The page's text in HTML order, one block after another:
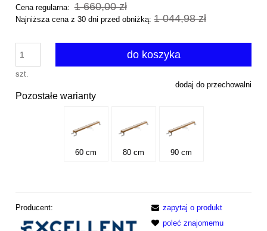
Cena regularna: 1 660,00 zł
Najniższa cena z 30 dni przed obniżką: 1 044,98 zł
szt.
do koszyka
dodaj do przechowalni
Pozostałe warianty
60 cm 80 cm 90 cm
Producent:
zapytaj o produkt
poleć znajomemu